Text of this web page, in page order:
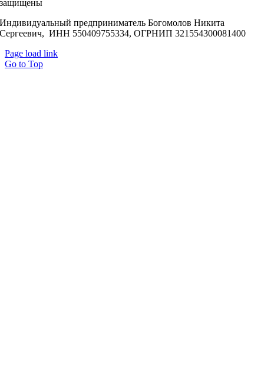
защищены
Индивидуальный предприниматель Богомолов Никита
Сергеевич, ИНН 550409755334, ОГРНИП 321554300081400
Page load link
Go to Top